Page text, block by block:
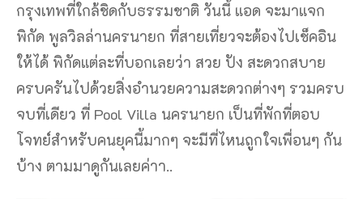
กรุงเทพที่ใกล้ชิดกับธรรมชาติ วันนี้ แอด จะมาแจก
พิกัด พูลวิลล่านครนายก ที่สายเที่ยวจะต้องไปเช็คอิน
ให้ได้ พิกัดแต่ละที่บอกเลยว่า สวย ปัง สะดวกสบาย
ครบครันไปด้วยสิ่งอำนวยความสะดวกต่างๆ รวมครบ
จบที่เดียว ที่ Pool Villa นครนายก เป็นที่พักที่ตอบ
โจทย์สำหรับคนยุคนี้มากๆ จะมีที่ไหนถูกใจเพื่อนๆ กัน
บ้าง ตามมาดูกันเลยค่าา..